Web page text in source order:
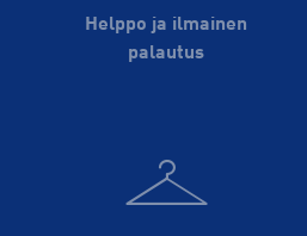
Helppo ja ilmainen
palautus